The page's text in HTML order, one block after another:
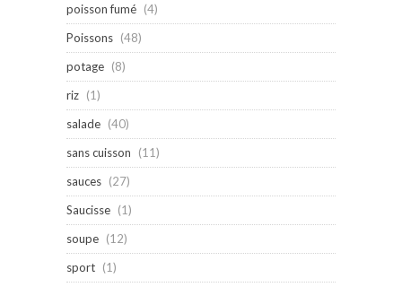
poisson fumé (4)
Poissons (48)
potage (8)
riz (1)
salade (40)
sans cuisson
(11)
sauces (27)
Saucisse (1)
soupe (12)
sport (1)